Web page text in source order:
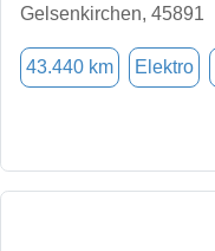
Gelsenkirchen, 45891
43.440 km Elektro